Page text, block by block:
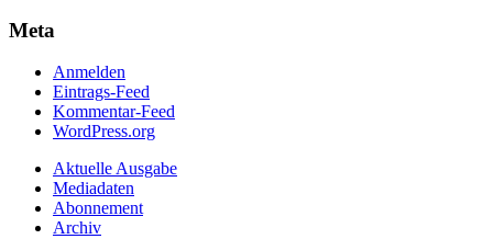
Meta
Anmelden
Eintrags-Feed
Kommentar-Feed
WordPress.org
Aktuelle Ausgabe
Mediadaten
Abonnement
Archiv